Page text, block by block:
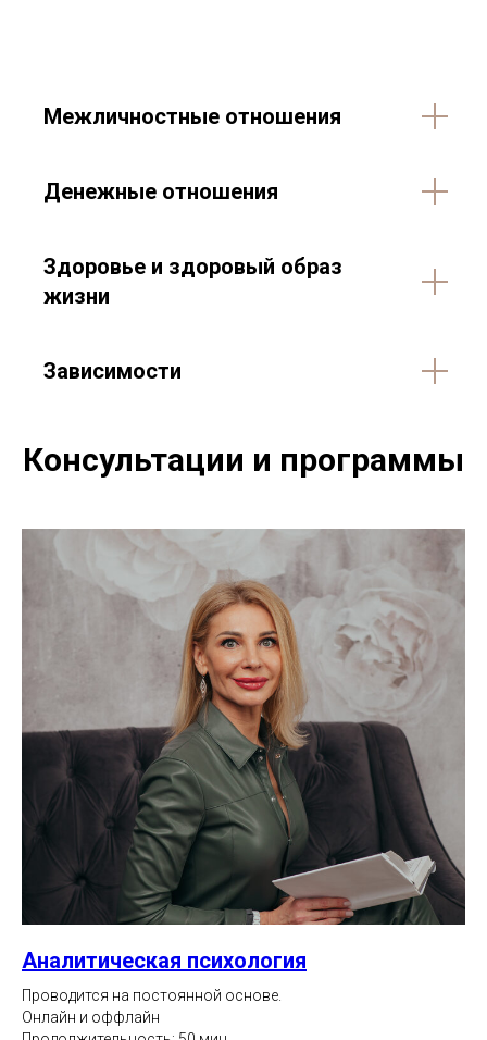
Межличностные отношения
Денежные отношения
Здоровье и здоровый образ
жизни
Зависимости
Консультации и программы
Аналитическая психология
Проводится на постоянной основе.
Онлайн и оффлайн